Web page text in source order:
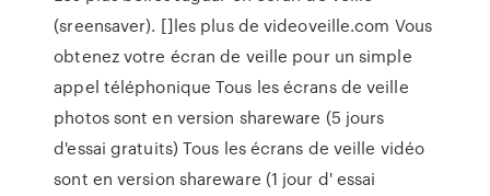
(sreensaver). []les plus de videoveille.com Vous
obtenez votre écran de veille pour un simple
appel téléphonique Tous les écrans de veille
photos sont en version shareware (5 jours
d'essai gratuits) Tous les écrans de veille vidéo
sont en version shareware (1 jour d' essai